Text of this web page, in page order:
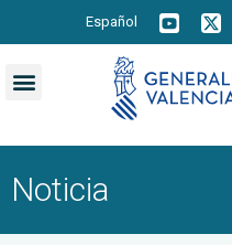
Español
Noticia